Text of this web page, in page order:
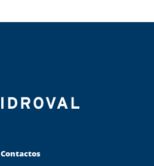
Contactos